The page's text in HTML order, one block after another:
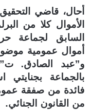
أحال، قاضي التحقيق
الأموال كلا من
السابق لجماعة
أموال عمومية
و”عبد الصادق.
بالجماعة بجنايتي
من القانون الجنائي.